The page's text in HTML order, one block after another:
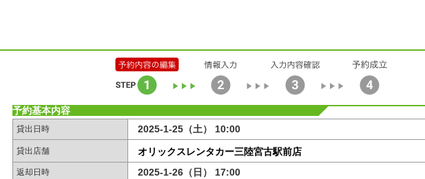
予約基本内容
貸出日時 2025-1-25（土） 10:00
貸出店舗 オリックスレンタカー三陸宮古駅前店
返却日時 2025-1-26（日） 17:00